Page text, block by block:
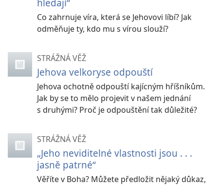
hledají“
Co zahrnuje víra, která se Jehovovi líbí? Jak
odměňuje ty, kdo mu s vírou slouží?
STRÁŽNÁ VĚŽ
Jehova velkoryse odpouští
Jehova ochotně odpouští kajícným hříšníkům.
Jak by se to mělo projevit v našem jednání
s druhými? Proč je odpouštění tak důležité?
STRÁŽNÁ VĚŽ
„Jeho neviditelné vlastnosti jsou . . .
jasně patrné“
Věříte v Boha? Můžete předložit nějaký důkaz,